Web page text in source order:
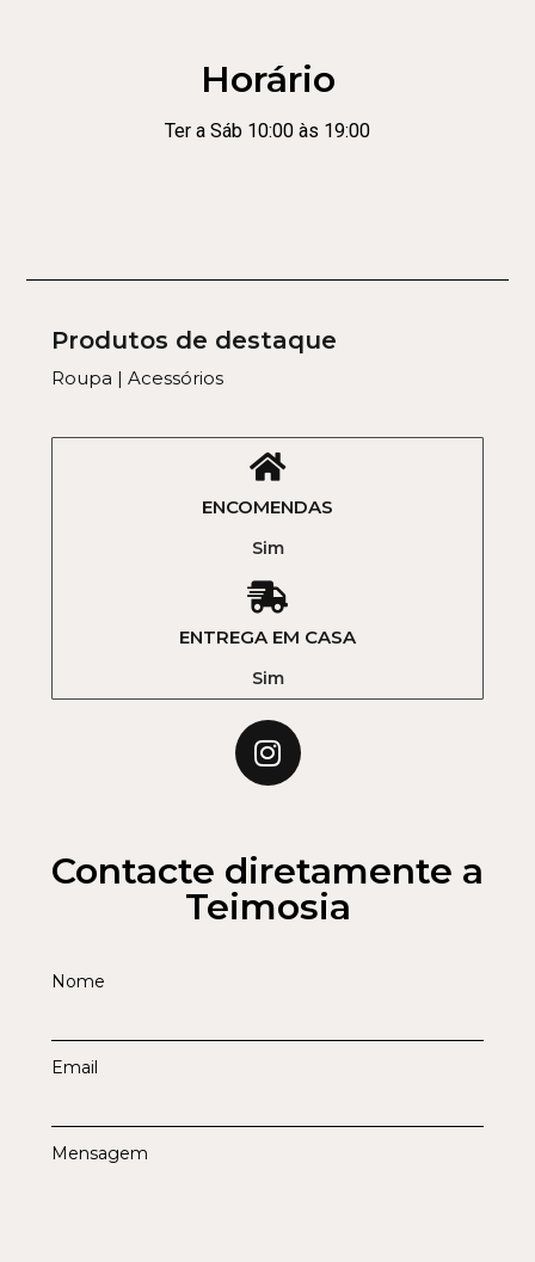
Horário
Ter a Sáb 10:00 às 19:00
Produtos de destaque
Roupa | Acessórios
ENCOMENDAS
Sim
ENTREGA EM CASA
Sim
Contacte diretamente a
Teimosia
Nome
Email
Mensagem